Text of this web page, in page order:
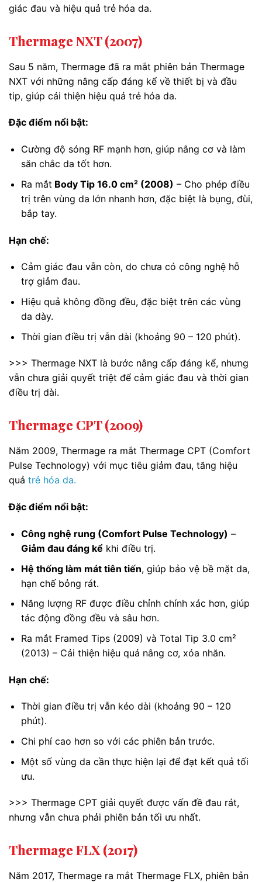
giác đau và hiệu quả trẻ hóa da.
Thermage NXT (2007)
Sau 5 năm, Thermage đã ra mắt phiên bản Thermage
NXT với những nâng cấp đáng kể về thiết bị và đầu
tip, giúp cải thiện hiệu quả trẻ hóa da.
Đặc điểm nổi bật:
Cường độ sóng RF mạnh hơn, giúp nâng cơ và làm
săn chắc da tốt hơn.
Ra mắt Body Tip 16.0 cm² (2008) – Cho phép điều
trị trên vùng da lớn nhanh hơn, đặc biệt là bụng, đùi,
bắp tay.
Hạn chế:
Cảm giác đau vẫn còn, do chưa có công nghệ hỗ
trợ giảm đau.
Hiệu quả không đồng đều, đặc biệt trên các vùng
da dày.
Thời gian điều trị vẫn dài (khoảng 90 – 120 phút).
>>> Thermage NXT là bước nâng cấp đáng kể, nhưng
vẫn chưa giải quyết triệt để cảm giác đau và thời gian
điều trị dài.
Thermage CPT (2009)
Năm 2009, Thermage ra mắt Thermage CPT (Comfort
Pulse Technology) với mục tiêu giảm đau, tăng hiệu
quả trẻ hóa da.
Đặc điểm nổi bật:
Công nghệ rung (Comfort Pulse Technology) –
Giảm đau đáng kể khi điều trị.
Hệ thống làm mát tiên tiến, giúp bảo vệ bề mặt da,
hạn chế bỏng rát.
Năng lượng RF được điều chỉnh chính xác hơn, giúp
tác động đồng đều và sâu hơn.
Ra mắt Framed Tips (2009) và Total Tip 3.0 cm²
(2013) – Cải thiện hiệu quả nâng cơ, xóa nhăn.
Hạn chế:
Thời gian điều trị vẫn kéo dài (khoảng 90 – 120
phút).
Chi phí cao hơn so với các phiên bản trước.
Một số vùng da cần thực hiện lại để đạt kết quả tối
ưu.
>>> Thermage CPT giải quyết được vấn đề đau rát,
nhưng vẫn chưa phải phiên bản tối ưu nhất.
Thermage FLX (2017)
Năm 2017, Thermage ra mắt Thermage FLX, phiên bản